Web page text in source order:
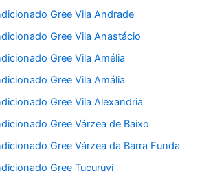
Gree Vila Andrade
Gree Vila Anastácio
Gree Vila Amélia
Gree Vila Amália
Gree Vila Alexandria
Gree Várzea de Baixo
Gree Várzea da Barra Funda
Gree Tucuruvi